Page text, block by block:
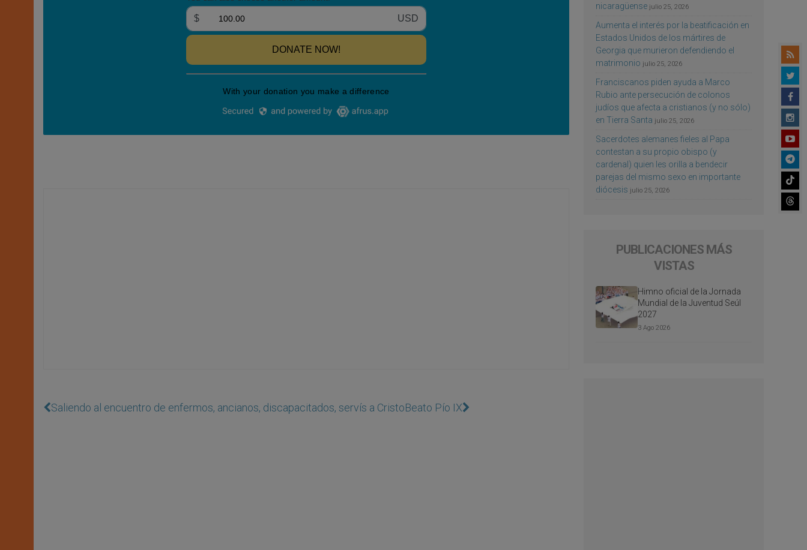
Saliendo al encuentro de enfermos, ancianos, discapacitados, servís a CristoBeato Pío IX
nicaragüense julio 25, 2026
Aumenta el interés por la beatificación en
Estados Unidos de los mártires de
Georgia que murieron defendiendo el
matrimonio julio 25, 2026
Franciscanos piden ayuda a Marco
Rubio ante persecución de colonos
judíos que afecta a cristianos (y no sólo)
en Tierra Santa julio 25, 2026
Sacerdotes alemanes fieles al Papa
contestan a su propio obispo (y
cardenal) quien les orilla a bendecir
parejas del mismo sexo en importante
diócesis julio 25, 2026
PUBLICACIONES MÁS
VISTAS
Himno oficial de la Jornada
Mundial de la Juventud Seúl
2027
3 Ago 2026